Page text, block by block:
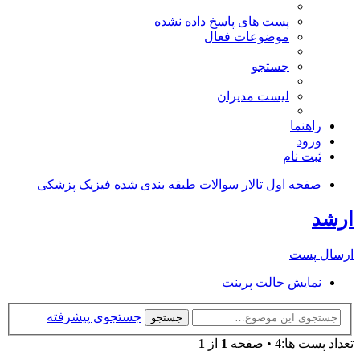
پست های پاسخ داده نشده
موضوعات فعال
جستجو
لیست مدیران
راهنما
ورود
ثبت نام
صفحه اول تالار سوالات طبقه بندی شده فیزیک پزشکی
ارشد
ارسال پست
نمایش حالت پرینت
جستجو
جستجوی پیشرفته
تعداد پست ها:4 • صفحه
1 از 1